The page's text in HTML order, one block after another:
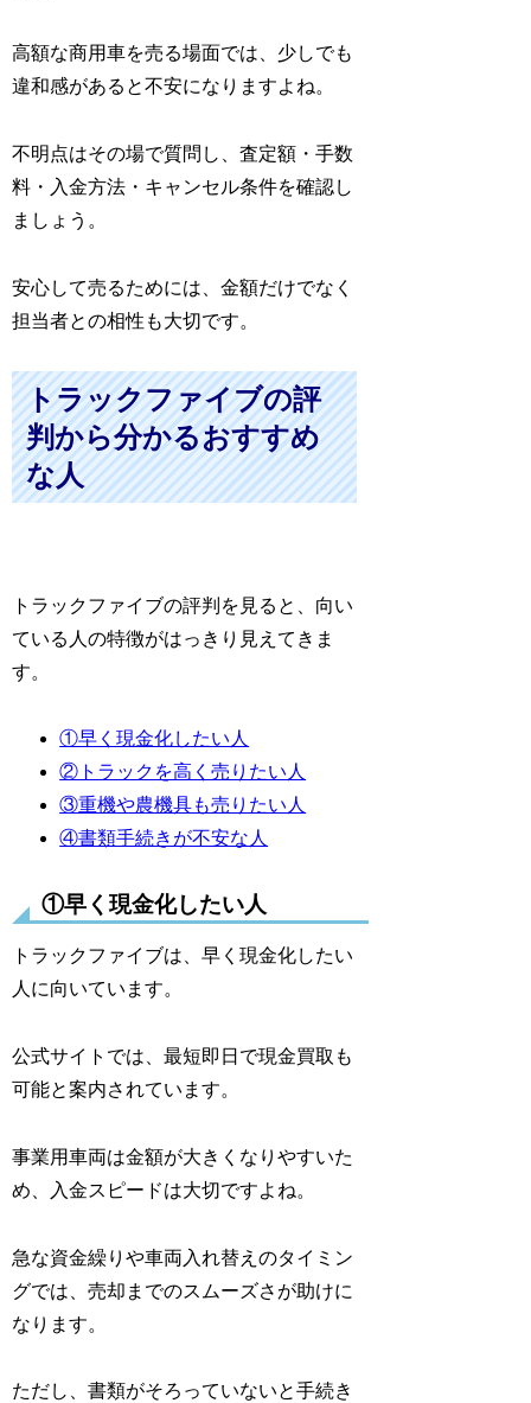
高額な商用車を売る場面では、少しでも
違和感があると不安になりますよね。
不明点はその場で質問し、査定額・手数
料・入金方法・キャンセル条件を確認し
ましょう。
安心して売るためには、金額だけでなく
担当者との相性も大切です。
トラックファイブの評
判から分かるおすすめ
な人
トラックファイブの評判を見ると、向い
ている人の特徴がはっきり見えてきま
す。
①早く現金化したい人
②トラックを高く売りたい人
③重機や農機具も売りたい人
④書類手続きが不安な人
①早く現金化したい人
トラックファイブは、早く現金化したい
人に向いています。
公式サイトでは、最短即日で現金買取も
可能と案内されています。
事業用車両は金額が大きくなりやすいた
め、入金スピードは大切ですよね。
急な資金繰りや車両入れ替えのタイミン
グでは、売却までのスムーズさが助けに
なります。
ただし、書類がそろっていないと手続き